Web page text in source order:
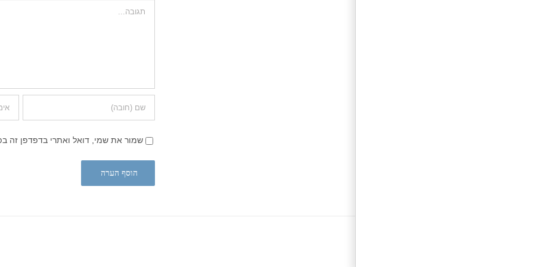
שמור את שמי, דואל ואתרי בדפדפן זה